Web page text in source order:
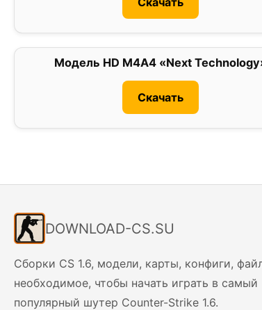
Модель HD M4A4 «Next
Скачать
DOWNLOAD-CS.SU
Сборки CS 1.6, модели, карты, конфиги,
необходимое, чтобы начать играть в самый
популярный шутер Counter-Strike 1.6.